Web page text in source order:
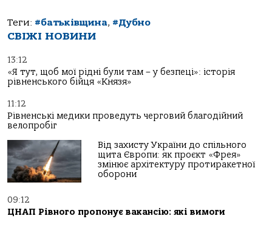
Теги: #батьківщина, #Дубно
СВІЖІ НОВИНИ
13:12
«Я тут, щоб мої рідні були там – у безпеці»: історія
рівненського бійця «Князя»
11:12
Рівненські медики проведуть черговий благодійний
велопробіг
Від захисту України до спільного
щита Європи: як проєкт «Фрея»
змінює архітектуру протиракетної
оборони
09:12
ЦНАП Рівного пропонує вакансію: які вимоги